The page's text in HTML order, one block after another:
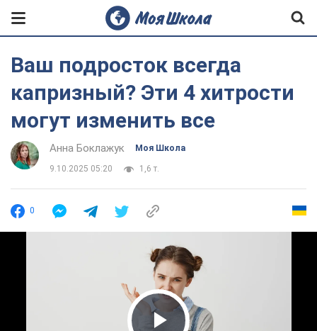
Ваш подросток всегда
капризный? Эти 4 хитрости
могут изменить все
Анна Боклажук Моя Школа
9.10.2025 05:20 1,6 т.
0